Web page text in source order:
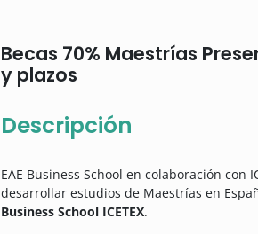
Becas 70% Maestrías
y plazos
Descripción
EAE Business School en colaboración
desarrollar estudios de Maestrías en
Business School ICETEX.